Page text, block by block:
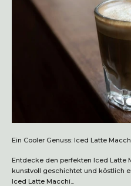
Ein Cooler Genuss: Iced Latte
Entdecke den perfekten Iced Latte
kunstvoll geschichtet und köstlich
Iced Latte Macchi...